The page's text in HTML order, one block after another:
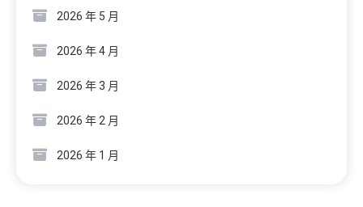
2026 年 5 月
2026 年 4 月
2026 年 3 月
2026 年 2 月
2026 年 1 月